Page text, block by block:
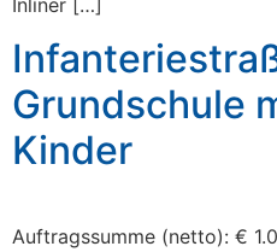
Grundschule
Kinder
Auftragssumme (netto): €